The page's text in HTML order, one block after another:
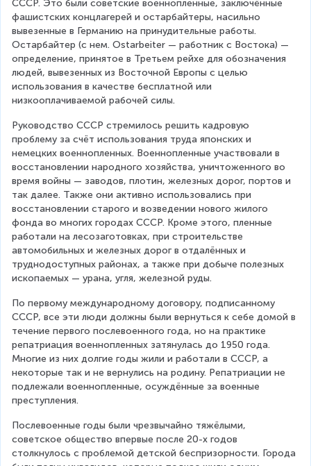
СССР. Это были советские военнопленные, заключённые
фашистских концлагерей и остарбайтеры, насильно
вывезенные в Германию на принудительные работы.
Остарбайтер (с нем. Ostarbeiter — работник с Востока) —
определение, принятое в Третьем рейхе для обозначения
людей, вывезенных из Восточной Европы с целью
использования в качестве бесплатной или
низкооплачиваемой рабочей силы.
Руководство СССР стремилось решить кадровую
проблему за счёт использования труда японских и
немецких военнопленных. Военнопленные участвовали в
восстановлении народного хозяйства, уничтоженного во
время войны — заводов, плотин, железных дорог, портов и
так далее. Также они активно использовались при
восстановлении старого и возведении нового жилого
фонда во многих городах СССР. Кроме этого, пленные
работали на лесозаготовках, при строительстве
автомобильных и железных дорог в отдалённых и
труднодоступных районах, а также при добыче полезных
ископаемых — урана, угля, железной руды.
По первому международному договору, подписанному
СССР, все эти люди должны были вернуться к себе домой в
течение первого послевоенного года, но на практике
репатриация военнопленных затянулась до 1950 года.
Многие из них долгие годы жили и работали в СССР, а
некоторые так и не вернулись на родину. Репатриации не
подлежали военнопленные, осуждённые за военные
преступления.
Послевоенные годы были чрезвычайно тяжёлыми,
советское общество впервые после 20-х годов
столкнулось с проблемой детской беспризорности. Города